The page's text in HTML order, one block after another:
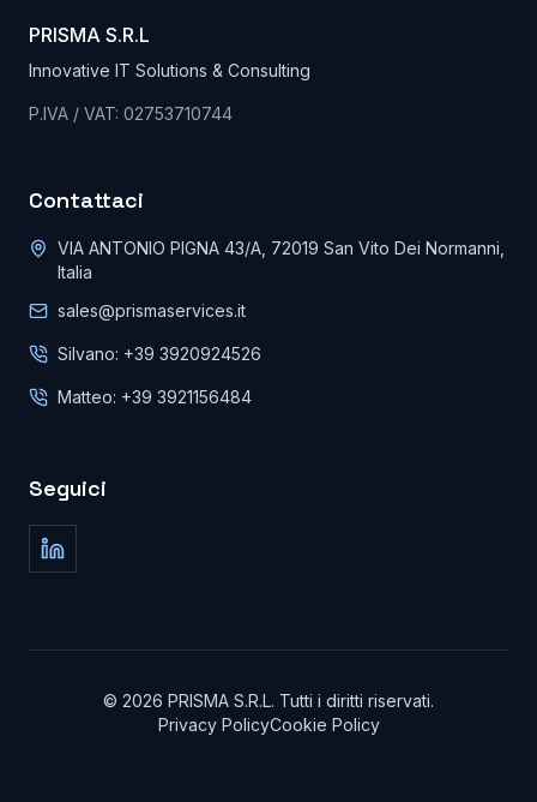
PRISMA S.R.L
Innovative IT Solutions & Consulting
P.IVA / VAT: 02753710744
Contattaci
VIA ANTONIO PIGNA 43/A, 72019 San Vito Dei Normanni,
Italia
sales@prismaservices.it
Silvano: +39 3920924526
Matteo: +39 3921156484
Seguici
© 2026 PRISMA S.R.L. Tutti i diritti riservati.
Privacy PolicyCookie Policy